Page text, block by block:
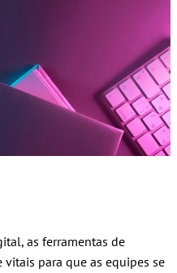
as ferramentas de
para que as equipes se